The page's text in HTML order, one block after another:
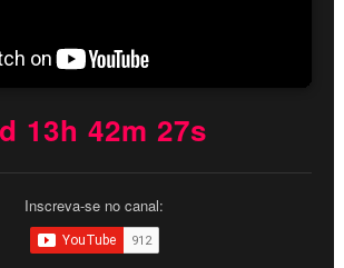
13h 42m 25s
Inscreva-se no canal: